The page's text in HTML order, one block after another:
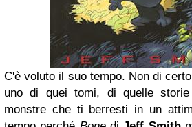
C'è voluto il suo tempo. Non di
uno di quei tomi, di quelle
monstre che ti berresti in un